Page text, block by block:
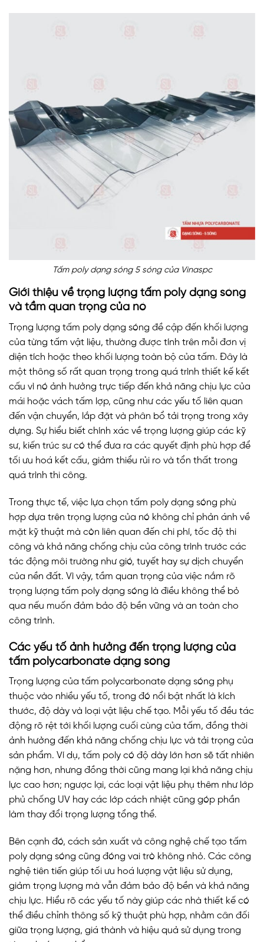
Tấm poly dạng sóng 5 sóng của Vinaspc
Giới thiệu về trọng lượng tấm poly dạng sóng
và tầm quan trọng của nó
Trọng lượng tấm poly dạng sóng đề cập đến khối lượng
của từng tấm vật liệu, thường được tính trên mỗi đơn vị
diện tích hoặc theo khối lượng toàn bộ của tấm. Đây là
một thông số rất quan trọng trong quá trình thiết kế kết
cấu vì nó ảnh hưởng trực tiếp đến khả năng chịu lực của
mái hoặc vách tấm lợp, cũng như các yếu tố liên quan
đến vận chuyển, lắp đặt và phân bổ tải trọng trong xây
dựng. Sự hiểu biết chính xác về trọng lượng giúp các kỹ
sư, kiến trúc sư có thể đưa ra các quyết định phù hợp để
tối ưu hoá kết cấu, giảm thiểu rủi ro và tổn thất trong
quá trình thi công.
Trong thực tế, việc lựa chọn tấm poly dạng sóng phù
hợp dựa trên trọng lượng của nó không chỉ phản ánh về
mặt kỹ thuật mà còn liên quan đến chi phí, tốc độ thi
công và khả năng chống chịu của công trình trước các
tác động môi trường như gió, tuyết hay sự dịch chuyển
của nền đất. Vì vậy, tầm quan trọng của việc nắm rõ
trọng lượng tấm poly dạng sóng là điều không thể bỏ
qua nếu muốn đảm bảo độ bền vững và an toàn cho
công trình.
Các yếu tố ảnh hưởng đến trọng lượng của
tấm polycarbonate dạng sóng
Trọng lượng của tấm polycarbonate dạng sóng phụ
thuộc vào nhiều yếu tố, trong đó nổi bật nhất là kích
thước, độ dày và loại vật liệu chế tạo. Mỗi yếu tố đều tác
động rõ rệt tới khối lượng cuối cùng của tấm, đồng thời
ảnh hưởng đến khả năng chống chịu lực và tải trọng của
sản phẩm. Ví dụ, tấm poly có độ dày lớn hơn sẽ tất nhiên
nặng hơn, nhưng đồng thời cũng mang lại khả năng chịu
lực cao hơn; ngược lại, các loại vật liệu phụ thêm như lớp
phủ chống UV hay các lớp cách nhiệt cũng góp phần
làm thay đổi trọng lượng tổng thể.
Bên cạnh đó, cách sản xuất và công nghệ chế tạo tấm
poly dạng sóng cũng đóng vai trò không nhỏ. Các công
nghệ tiên tiến giúp tối ưu hoá lượng vật liệu sử dụng,
giảm trọng lượng mà vẫn đảm bảo độ bền và khả năng
chịu lực. Hiểu rõ các yếu tố này giúp các nhà thiết kế có
thể điều chỉnh thông số kỹ thuật phù hợp, nhằm cân đối
giữa trọng lượng, giá thành và hiệu quả sử dụng trong